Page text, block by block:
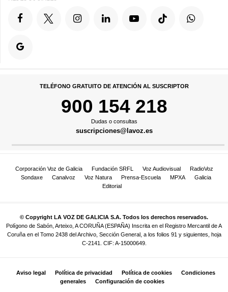
TELÉFONO GRATUITO DE ATENCIÓN AL SUSCRIPTOR
900 154 218
Dudas o consultas
suscripciones@lavoz.es
Corporación Voz de Galicia Fundación SRFL Voz Audiovisual
RadioVoz
Sondaxe
Canalvoz Voz Natura Prensa-Escuela MPXA
Galicia
Editorial
© Copyright LA VOZ DE GALICIA S.A. Todos los derechos reservados.
Polígono de Sabón, Arteixo, A CORUÑA (ESPAÑA) Inscrita en el Registro Mercantil de A
Coruña en el Tomo 2438 del Archivo, Sección General, a los folios 91 y siguientes, hoja
C-2141. CIF: A-15000649.
Aviso legal Política de privacidad Política de cookies
Condiciones
generales
Configuración de cookies